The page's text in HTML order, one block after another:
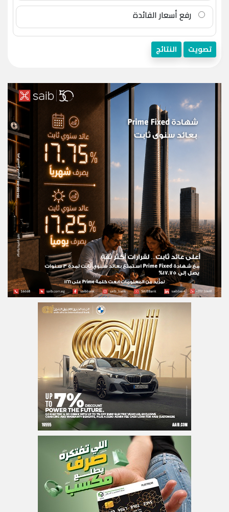
رفع أسعار الفائدة
تصويت النتائج